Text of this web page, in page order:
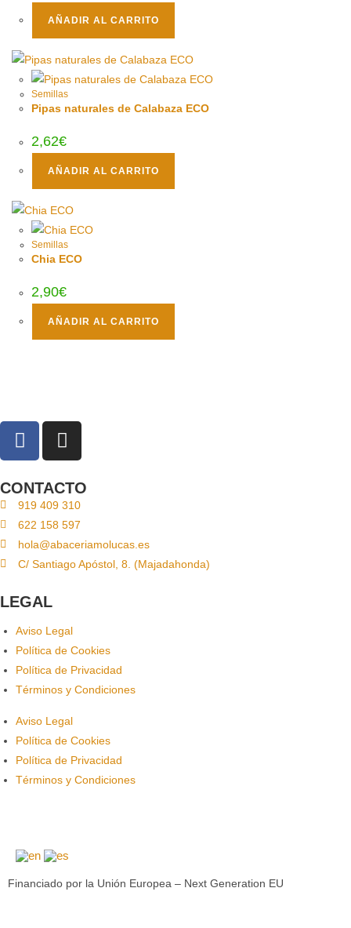
AÑADIR AL CARRITO
Semillas
Pipas naturales de Calabaza ECO
2,62€
AÑADIR AL CARRITO
Semillas
Chia ECO
2,90€
AÑADIR AL CARRITO
CONTACTO
919 409 310
622 158 597
hola@abaceriamolucas.es
C/ Santiago Apóstol, 8. (Majadahonda)
LEGAL
Aviso Legal
Política de Cookies
Política de Privacidad
Términos y Condiciones
Aviso Legal
Política de Cookies
Política de Privacidad
Términos y Condiciones
Financiado por la Unión Europea – Next Generation EU